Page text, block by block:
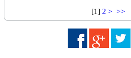
[1] 2 > >>